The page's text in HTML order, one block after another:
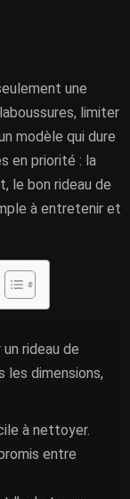
une
limiter
modèle qui dure
en priorité : la
le bon rideau de
à entretenir et
rideau de
les dimensions,
à nettoyer.
entre